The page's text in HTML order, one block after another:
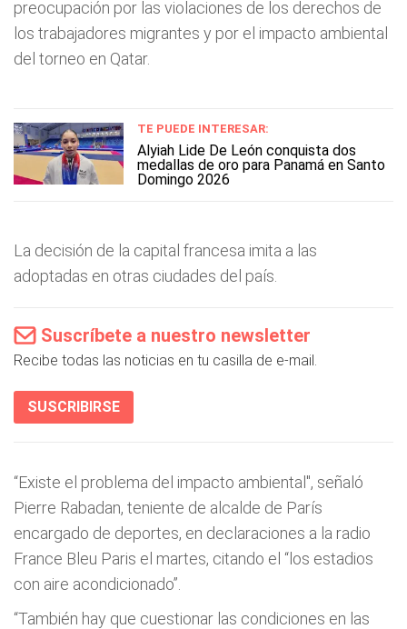
preocupación por las violaciones de los derechos de
los trabajadores migrantes y por el impacto ambiental
del torneo en Qatar.
TE PUEDE INTERESAR:
Alyiah Lide De León conquista dos
medallas de oro para Panamá en Santo
Domingo 2026
La decisión de la capital francesa imita a las
adoptadas en otras ciudades del país.
Suscríbete a nuestro newsletter
Recibe todas las noticias en tu casilla de e-mail.
SUSCRIBIRSE
“Existe el problema del impacto ambiental", señaló
Pierre Rabadan, teniente de alcalde de París
encargado de deportes, en declaraciones a la radio
France Bleu Paris el martes, citando el “los estadios
con aire acondicionado”.
“También hay que cuestionar las condiciones en las